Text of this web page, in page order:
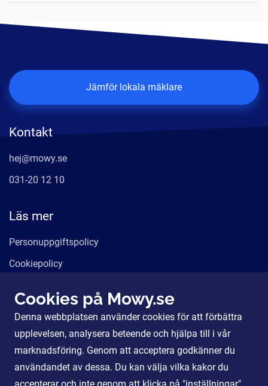
Kontakt
hej@mowy.se
031-20 12 10
Läs mer
Personuppgiftspolicy
Cookiepolicy
Våra tjänster
För Partners
Jämför lokala mäklare
Cookies på Mowy.se
Denna webbplatsen använder cookies för att förbättra
upplevelsen, analysera beteende och hjälpa till i vår
marknadsföring. Genom att acceptera godkänner du
användandet av dessa. Du kan välja vilka kakor du